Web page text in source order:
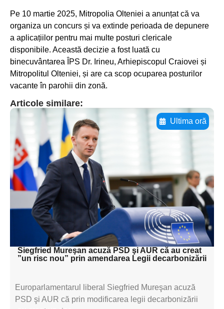
Pe 10 martie 2025, Mitropolia Olteniei a anunțat că va
organiza un concurs și va extinde perioada de depunere
a aplicațiilor pentru mai multe posturi clericale
disponibile. Această decizie a fost luată cu
binecuvântarea ÎPS Dr. Irineu, Arhiepiscopul Craiovei și
Mitropolitul Olteniei, și are ca scop ocuparea posturilor
vacante în parohii din zonă.
Articole similare:
Ultima oră
Adaugă aici textul pentru
subtitluAdaugă aici
textul pentru
subtitluAdaugă aici
textul pentru
subtitluAdaugă aici
textul pentru subti
Siegfried Mureşan acuză PSD şi AUR că au creat
”un risc nou” prin amendarea Legii decarbonizării
Europarlamentarul liberal Siegfried Mureşan acuză
PSD şi AUR că prin modificarea legii decarbonizării